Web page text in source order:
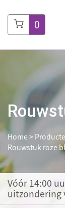
0
Home>
Rouwstuk roze
Vóór 14:00
uitzondering